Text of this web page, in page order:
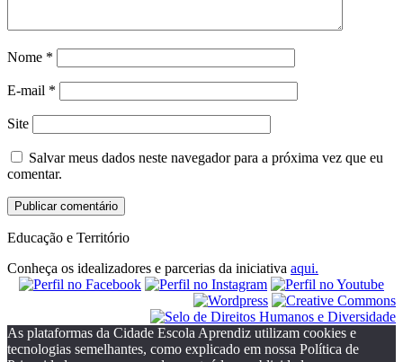
Nome *
E-mail *
Site
Salvar meus dados neste navegador para a próxima vez que eu
comentar.
Educação e Território
Conheça os idealizadores e parcerias da iniciativa aqui.
As plataformas da Cidade Escola Aprendiz utilizam cookies e
tecnologias semelhantes, como explicado em nossa Política de